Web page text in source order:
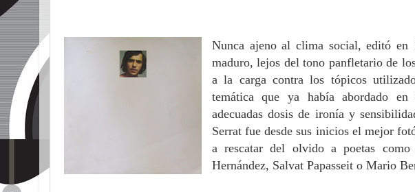
Nunca ajeno al clima social, editó en
maduro, lejos del tono panfletario de
a la carga contra los tópicos
temática que ya había abordado en
adecuadas dosis de ironía y
Serrat fue desde sus inicios el mejor
a rescatar del olvido a poetas
Hernández, Salvat Papasseit o Mario